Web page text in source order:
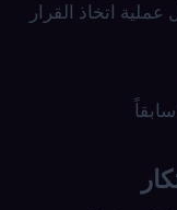
اتخاذ القرار